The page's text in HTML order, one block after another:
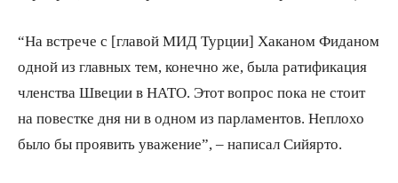
“На встрече с [главой МИД Турции] Хаканом Фиданом
одной из главных тем, конечно же, была ратификация
членства Швеции в НАТО. Этот вопрос пока не стоит
на повестке дня ни в одном из парламентов. Неплохо
было бы проявить уважение”, – написал Сийярто.